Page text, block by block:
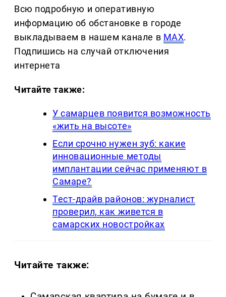
Всю подробную и оперативную
информацию об обстановке в городе
выкладываем в нашем канале в MAX.
Подпишись на случай отключения
интернета
Читайте также:
У самарцев появится возможность
«жить на высоте»
Если срочно нужен зуб: какие
инновационные методы
имплантации сейчас применяют в
Самаре?
Тест-драйв районов: журналист
проверил, как живется в
самарских новостройках
Читайте также: